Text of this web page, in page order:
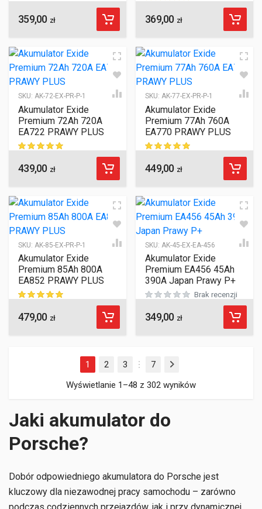
Jaki akumulator do
Porsche?
Dobór odpowiedniego akumulatora do Porsche jest
kluczowy dla niezawodnej pracy samochodu – zarówno
359,00 zł ocen klientów
369,00 zł
SKU: AK-72-EX-PR-P-1
Akumulator Exide
Premium 72Ah 720A
EA722 PRAWY PLUS
ocen klientów
439,00 zł
SKU: AK-77-EX-PR-P-1
Akumulator Exide
Premium 77Ah 760A
EA770 PRAWY PLUS
ocen klientów
449,00 zł
SKU: AK-85-EX-PR-P-1
Akumulator Exide
Premium 85Ah 800A
EA852 PRAWY PLUS
ocen klientów
479,00 zł
SKU: AK-45-EX-EA-456
Akumulator Exide
Premium EA456 45Ah
390A Japan Prawy P+
Brak recenzji
349,00 zł
1 2 3
…
7
Następny
Wyświetlanie 1–48 z 302 wyników